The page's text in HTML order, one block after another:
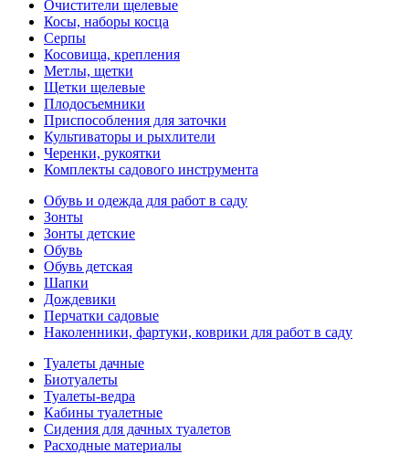
Очистители щелевые
Косы, наборы косца
Серпы
Косовища, крепления
Метлы, щетки
Щетки щелевые
Плодосъемники
Приспособления для заточки
Культиваторы и рыхлители
Черенки, рукоятки
Комплекты садового инструмента
Обувь и одежда для работ в саду
Зонты
Зонты детские
Обувь
Обувь детская
Шапки
Дождевики
Перчатки садовые
Наколенники, фартуки, коврики для работ в саду
Туалеты дачные
Биотуалеты
Туалеты-ведра
Кабины туалетные
Сидения для дачных туалетов
Расходные материалы